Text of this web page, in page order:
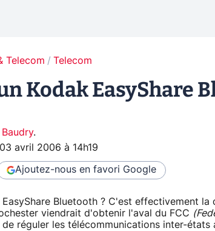
Telecom Telecom
Kodak EasyShare
Baudry.
03 avril 2006 à 14h19
Ajoutez-nous en favori Google
EasyShare Bluetooth ? C'est effectivement
viendrait d'obtenir l'aval du FCC
de réguler les télécommunications inter-